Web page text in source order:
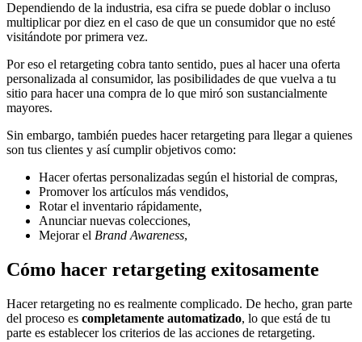
Dependiendo de la industria, esa cifra se puede doblar o incluso
multiplicar por diez en el caso de que un consumidor que no esté
visitándote por primera vez.
Por eso el retargeting cobra tanto sentido, pues al hacer una oferta
personalizada al consumidor, las posibilidades de que vuelva a tu
sitio para hacer una compra de lo que miró son sustancialmente
mayores.
Sin embargo, también puedes hacer retargeting para llegar a quienes
son tus clientes y así cumplir objetivos como:
Hacer ofertas personalizadas según el historial de compras,
Promover los artículos más vendidos,
Rotar el inventario rápidamente,
Anunciar nuevas colecciones,
Mejorar el Brand Awareness,
Cómo hacer retargeting exitosamente
Hacer retargeting no es realmente complicado. De hecho, gran parte
del proceso es completamente automatizado, lo que está de tu
parte es establecer los criterios de las acciones de retargeting.